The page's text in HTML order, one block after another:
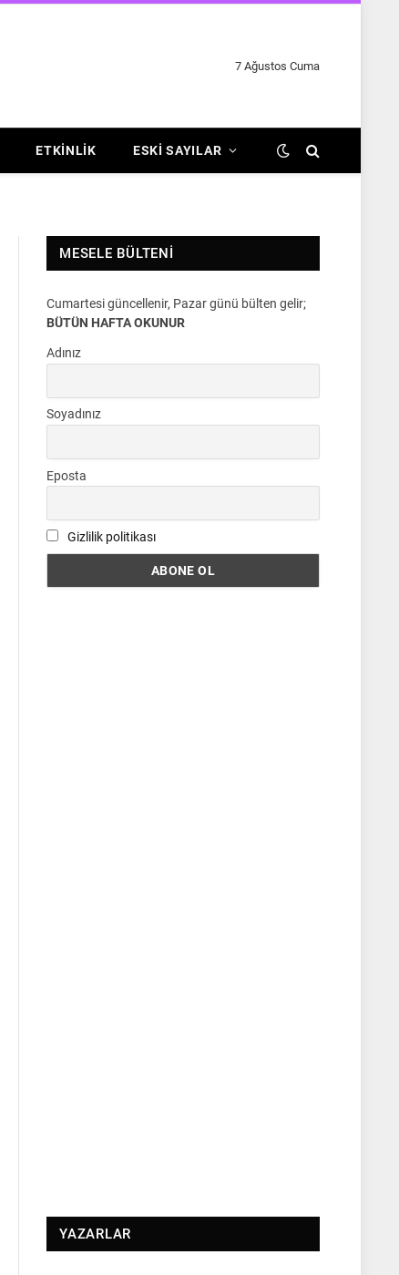
7 Ağustos Cuma
ETKINLIK ESKI SAYILAR
MESELE BÜLTENI
Cumartesi güncellenir, Pazar günü bülten gelir;
BÜTÜN HAFTA OKUNUR
Adınız
Soyadınız
Eposta
Gizlilik politikası
YAZARLAR